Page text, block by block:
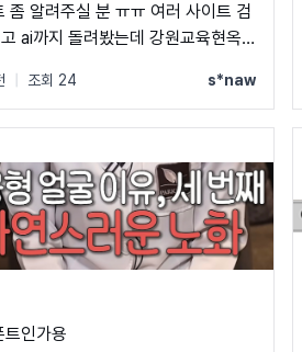
좀 알려주실 분 ㅠㅠ 여러 사이트 검
ai까지 돌려봤는데 강원교육현옥
조회 24 s*naw
폰트인가용